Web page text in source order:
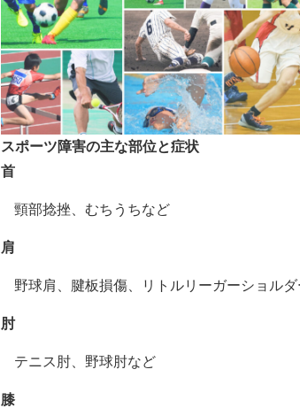
スポーツ障害の主な部位と症状
首
頸部捻挫、むちうちなど
肩
野球肩、腱板損傷、 リトルリーガーショル
肘
テニス肘、野球肘など
膝